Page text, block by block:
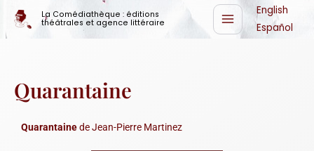
Aller
contenu
La Comédiathèque : éditions
théâtrales et agence littéraire
English
Español
Quarantaine
Quarantainede Jean-Pierre Martinez